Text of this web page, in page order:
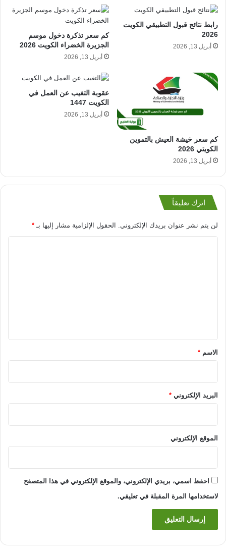
رابط نتائج قبول التطبيقي الكويت
2026
أبريل 13, 2026
كم سعر تذكرة دخول موسم
الجزيرة الخضراء الكويت 2026
أبريل 13, 2026
كم سعر خيشة العيش بالتموين
الكويتي 2026
أبريل 13, 2026
عقوبة التغيب عن العمل في
الكويت 1447
أبريل 13, 2026
اترك تعليقاً
لن يتم نشر عنوان بريدك الإلكتروني. الحقول الإلزامية مشار إليها بـ *
*الاسم *
البريد الإلكتروني *
الموقع الإلكتروني
احفظ اسمي، بريدي الإلكتروني، والموقع الإلكتروني في هذا المتصفح
لاستخدامها المرة المقبلة في تعليقي.